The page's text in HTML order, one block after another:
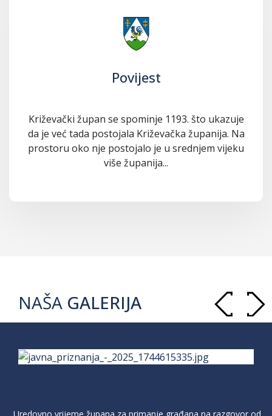
Povijest
Križevački župan se spominje 1193. što ukazuje
da je već tada postojala Križevačka županija. Na
prostoru oko nje postojalo je u srednjem vijeku
više županija...
NAŠA GALERIJA